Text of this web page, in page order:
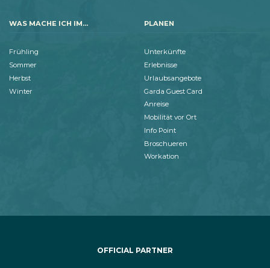
WAS MACHE ICH IM...
Frühling
Sommer
Herbst
Winter
PLANEN
Unterkünfte
Erlebnisse
Urlaubsangebote
Garda Guest Card
Anreise
Mobilität vor Ort
Info Point
Broschueren
Workation
OFFICIAL PARTNER